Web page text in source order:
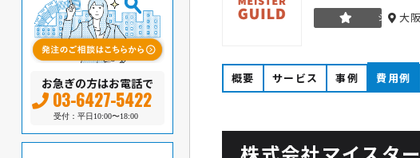
お急ぎの方はお電話で
03-6427-5422
受付：平日10:00〜18:00
シルバー
大
概要 サービス 事例 費用例